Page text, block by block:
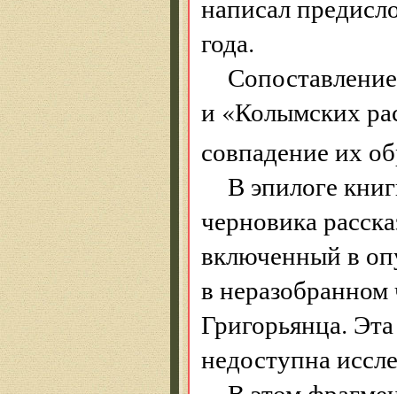
написал
года.
и «Колымских
совпадение их
В эпилоге
черновика
включенный в
в
Григорьянца.
недоступна